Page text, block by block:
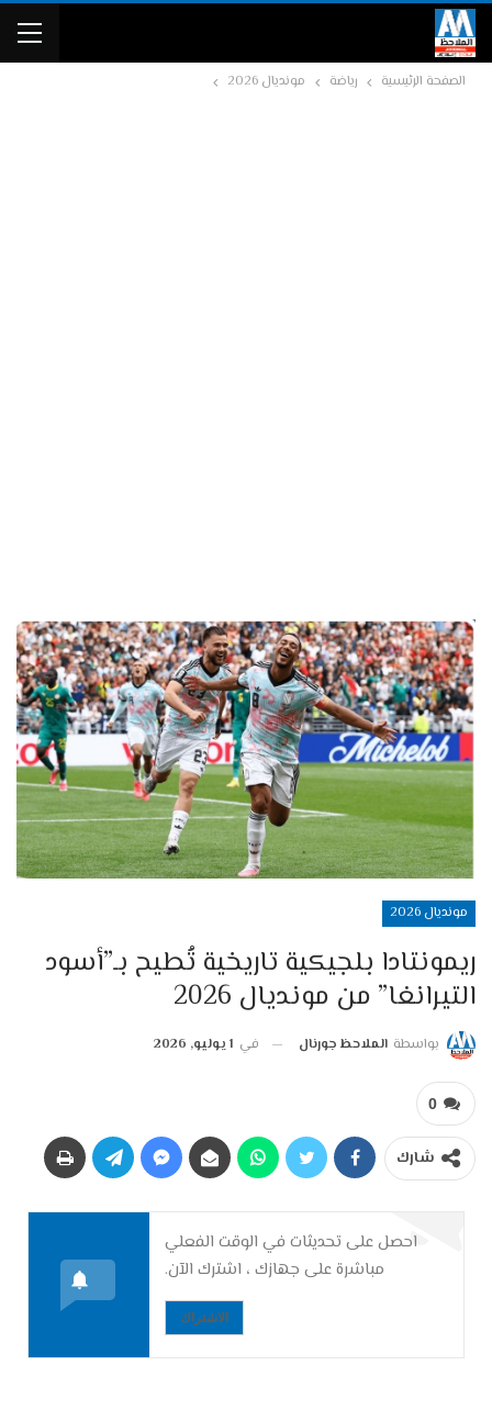
الصفحة الرئيسية رياضة مونديال 2026
مونديال 2026
ريمونتادا بلجيكية تاريخية تُطيح بـ”أسود
التيرانغا” من مونديال 2026
بواسطة الملاحظ جورنال في 1 يوليو, 2026
0
شارك
احصل على تحديثات في الوقت الفعلي
مباشرة على جهازك ، اشترك الآن.
الاشتراك